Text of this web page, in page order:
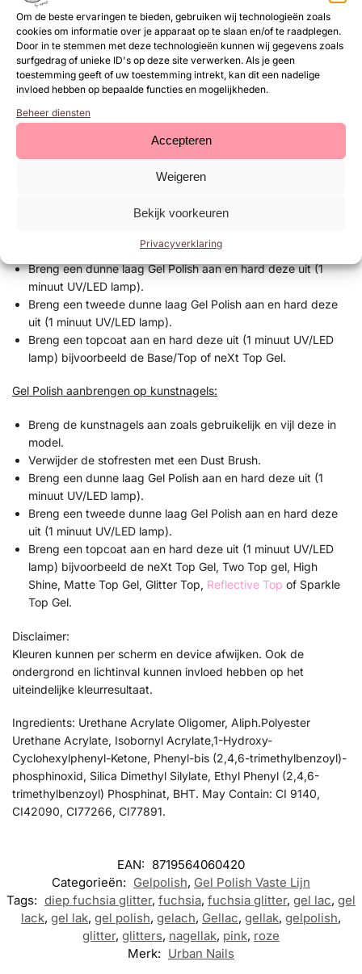
Om de beste ervaringen te bieden, gebruiken wij technologieën zoals
cookies om informatie over je apparaat op te slaan en/of te raadplegen.
Door in te stemmen met deze technologieën kunnen wij gegevens zoals
surfgedrag of unieke ID's op deze site verwerken. Als je geen
toestemming geeft of uw toestemming intrekt, kan dit een nadelige
invloed hebben op bepaalde functies en mogelijkheden.
Beheer diensten
Accepteren
Weigeren
Bekijk voorkeuren
Privacyverklaring
Gel Polish aanbrengen op natuurlijke nagels:
Duw de nagelriemen naar achter met de cuticle pusher en
verwijder de overgebleven dode huidcellen van de
nagelplaat met de cuticle clean flame bit.
Verwijder de glans van de natuurlijke nagels met een buffer
of zachte 180 grit vijl.
Dehydrateer de natuurlijke nagels met
Breng deUltrabond(primer) aan.
Breng een dunne laag base coat aan en hard deze uit (30
Superbond Base of de Base & Top.
of Structure Gel en deze uitharden (1 minuut UV/LED lamp).
Breng een dunne laag Gel Polish aan en hard deze uit (1
minuut UV/LED lamp).
Breng een tweede dunne laag Gel Polish aan en hard deze
uit (1 minuut UV/LED lamp).
Breng een topcoat aan en hard deze uit (1 minuut UV/LED
lamp) bijvoorbeeld de Base/Top of neXt Top Gel.
Gel Polish aanbrengen op kunstnagels:
Breng de kunstnagels aan zoals gebruikelijk en vijl deze in
model.
Verwijder de stofresten met een Dust Brush.
Breng een dunne laag Gel Polish aan en hard deze uit (1
minuut UV/LED lamp).
Breng een tweede dunne laag Gel Polish aan en hard deze
uit (1 minuut UV/LED lamp).
Breng een topcoat aan en hard deze uit (1 minuut UV/LED
lamp) bijvoorbeeld de neXt Top Gel, Two Top gel, High
Shine, Matte Top Gel, Glitter Top, Reflective Top of Sparkle
Top Gel.
Disclaimer:
Kleuren kunnen per scherm en device afwijken. Ook de
ondergrond en lichtinval kunnen invloed hebben op het
uiteindelijke kleurresultaat.
Ingredients: Urethane Acrylate Oligomer, Aliph.Polyester
Urethane Acrylate, Isobornyl Acrylate,1-Hydroxy-
Cyclohexylphenyl-Ketone, Phenyl-bis (2,4,6-trimethylbenzoyl)-
phosphinoxid, Silica Dimethyl Silylate, Ethyl Phenyl (2,4,6-
trimethylbenzoyl) Phosphinat, BHT. May Contain: CI 9140,
CI42090, CI77266, CI77891.
EAN: 8719564060420
Categorieën: Gelpolish, Gel Polish Vaste Lijn
Tags: diep fuchsia glitter, fuchsia, fuchsia glitter, gel lac, gel
lack, gel lak, gel polish, gelach, Gellac, gellak, gelpolish,
glitter, glitters, nagellak, pink, roze
Merk: Urban Nails